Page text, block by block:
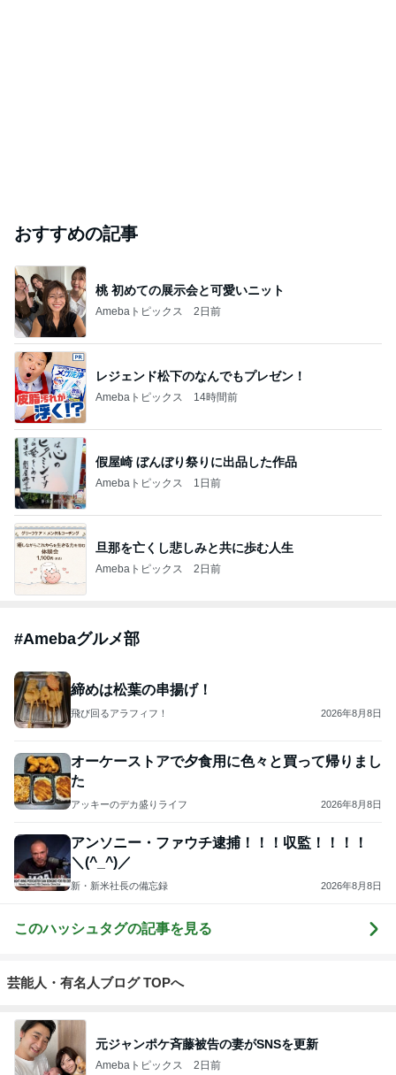
おすすめの記事
桃 初めての展示会と可愛いニット
Amebaトピックス 2日前
レジェンド松下のなんでもプレゼン！
Amebaトピックス 14時間前
假屋崎 ぼんぼり祭りに出品した作品
Amebaトピックス 1日前
旦那を亡くし悲しみと共に歩む人生
Amebaトピックス 2日前
#Amebaグルメ部
締めは松葉の串揚げ！
飛び回るアラフィフ！ 2026年8月8日
オーケーストアで夕食用に色々と買って帰りまし
た
アッキーのデカ盛りライフ 2026年8月8日
アンソニー・ファウチ逮捕！！！収監！！！！
＼(^_^)／
新・新米社長の備忘録 2026年8月8日
このハッシュタグの記事を見る
芸能人・有名人ブログ TOPへ
元ジャンポケ斉藤被告の妻がSNSを更新
Amebaトピックス 2日前